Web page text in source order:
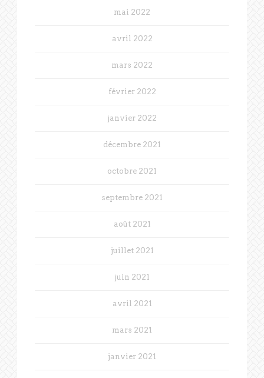
mai 2022
avril 2022
mars 2022
février 2022
janvier 2022
décembre 2021
octobre 2021
septembre 2021
août 2021
juillet 2021
juin 2021
avril 2021
mars 2021
janvier 2021